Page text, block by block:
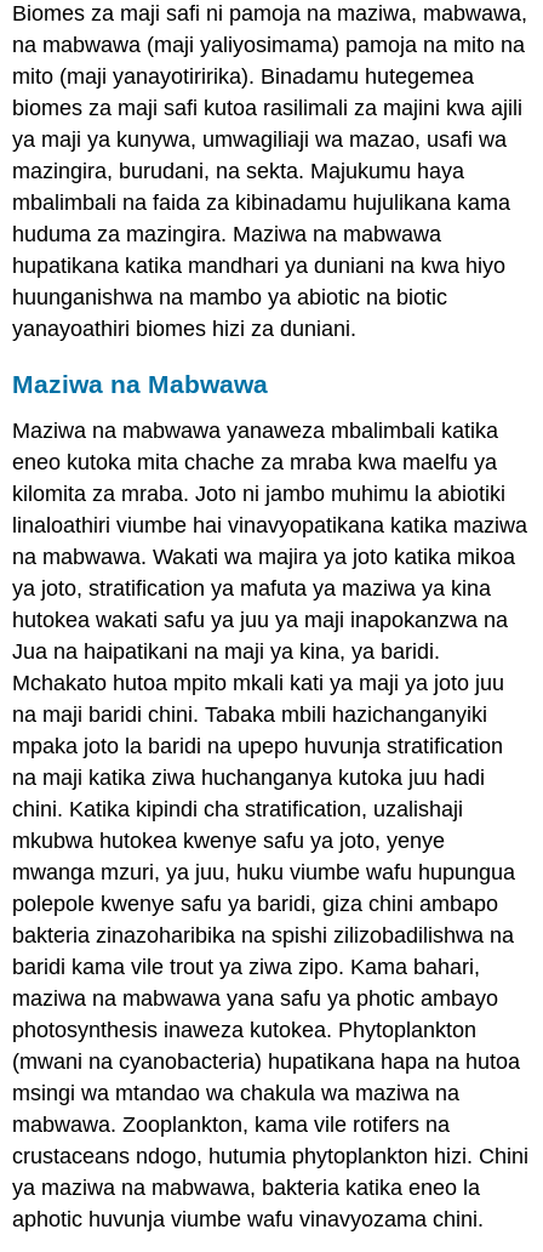
Biomes za maji safi ni pamoja na maziwa, mabwawa,
na mabwawa (maji yaliyosimama) pamoja na mito na
mito (maji yanayotiririka). Binadamu hutegemea
biomes za maji safi kutoa rasilimali za majini kwa ajili
ya maji ya kunywa, umwagiliaji wa mazao, usafi wa
mazingira, burudani, na sekta. Majukumu haya
mbalimbali na faida za kibinadamu hujulikana kama
huduma za mazingira. Maziwa na mabwawa
hupatikana katika mandhari ya duniani na kwa hiyo
huunganishwa na mambo ya abiotic na biotic
yanayoathiri biomes hizi za duniani.
Maziwa na Mabwawa
Maziwa na mabwawa yanaweza mbalimbali katika
eneo kutoka mita chache za mraba kwa maelfu ya
kilomita za mraba. Joto ni jambo muhimu la abiotiki
linaloathiri viumbe hai vinavyopatikana katika maziwa
na mabwawa. Wakati wa majira ya joto katika mikoa
ya joto, stratification ya mafuta ya maziwa ya kina
hutokea wakati safu ya juu ya maji inapokanzwa na
Jua na haipatikani na maji ya kina, ya baridi.
Mchakato hutoa mpito mkali kati ya maji ya joto juu
na maji baridi chini. Tabaka mbili hazichanganyiki
mpaka joto la baridi na upepo huvunja stratification
na maji katika ziwa huchanganya kutoka juu hadi
chini. Katika kipindi cha stratification, uzalishaji
mkubwa hutokea kwenye safu ya joto, yenye
mwanga mzuri, ya juu, huku viumbe wafu hupungua
polepole kwenye safu ya baridi, giza chini ambapo
bakteria zinazoharibika na spishi zilizobadilishwa na
baridi kama vile trout ya ziwa zipo. Kama bahari,
maziwa na mabwawa yana safu ya photic ambayo
photosynthesis inaweza kutokea. Phytoplankton
(mwani na cyanobacteria) hupatikana hapa na hutoa
msingi wa mtandao wa chakula wa maziwa na
mabwawa. Zooplankton, kama vile rotifers na
crustaceans ndogo, hutumia phytoplankton hizi. Chini
ya maziwa na mabwawa, bakteria katika eneo la
aphotic huvunja viumbe wafu vinavyozama chini.